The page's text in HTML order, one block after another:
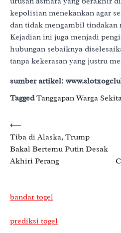
kepolisian menekankan agar
dan tidak mengambil
Kejadian ini juga menjadi
hubungan sebaiknya
tanpa kekerasan yang justru
sumber artikel:
TaggedTanggapan Warga
Post
navigation
⟵
Tiba di Alaska, Trump
Bakal Bertemu Putin Desak
Akhiri Perang
bandar togel
prediksi togel